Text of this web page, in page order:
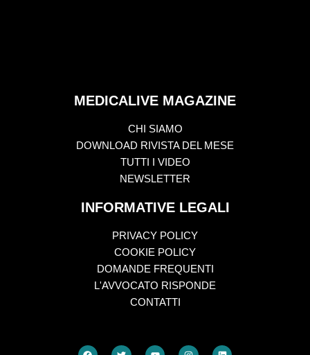
MEDICALIVE MAGAZINE
CHI SIAMO
DOWNLOAD RIVISTA DEL MESE
TUTTI I VIDEO
NEWSLETTER
INFORMATIVE LEGALI
PRIVACY POLICY
COOKIE POLICY
DOMANDE FREQUENTI
L'AVVOCATO RISPONDE
CONTATTI